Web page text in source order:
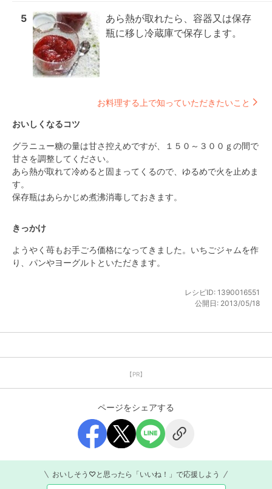
5
あら熱が取れたら、容器又は保存
瓶に移し冷蔵庫で保存します。
お料理する上で知っていただきたいこと
おいしくなるコツ
グラニュー糖の量は甘さ控えめですが、１５０～３００ｇの間で
甘さを調整してください。
あら熱が取れて冷めると固まってくるので、ゆるめで火を止めま
す。
保存瓶はあらかじめ煮沸消毒しておきます。
きっかけ
ようやく苺もお手ごろ価格になってきました。いちごジャムを作
り、パンやヨーグルトといただきます。
レシピID: 1390016551
公開日: 2013/05/18
【PR】
ページをシェアする
おいしそう♡と思ったら「いいね！」で応援しよう